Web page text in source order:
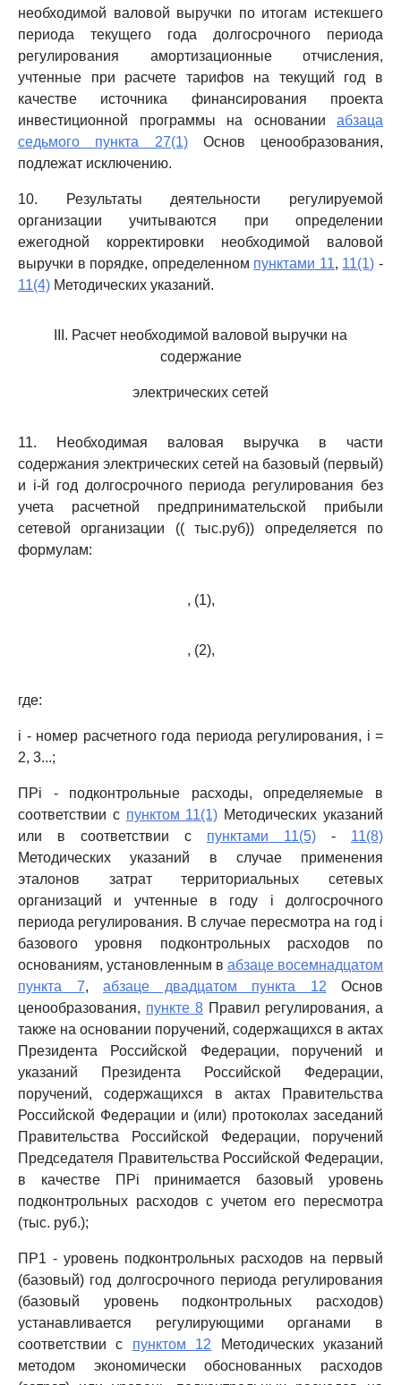
необходимой валовой выручки по итогам истекшего
периода текущего года долгосрочного периода
регулирования амортизационные отчисления,
учтенные при расчете тарифов на текущий год в
качестве источника финансирования проекта
инвестиционной программы на основании абзаца
седьмого пункта 27(1)Основ ценообразования,
подлежат исключению.
10. Результаты деятельности регулируемой
организации учитываются при определении
ежегодной корректировки необходимой валовой
выручки в порядке, определенном пунктами 11, 11(1) -
11(4) Методических указаний.
III. Расчет необходимой валовой выручки на
содержание
электрических сетей
11. Необходимая валовая выручка в части
содержания электрических сетей на базовый (первый)
и i-й год долгосрочного периода регулирования без
учета расчетной предпринимательской прибыли
сетевой организации (( тыс.руб)) определяется по
формулам:
, (1),
, (2),
где:
i - номер расчетного года периода регулирования, i =
2, 3...;
ПРi - подконтрольные расходы, определяемые в
соответствии с пунктом 11(1) Методических указаний
или в соответствии с пунктами 11(5) - 11(8)
Методических указаний в случае применения
эталонов затрат территориальных сетевых
организаций и учтенные в году i долгосрочного
периода регулирования. В случае пересмотра на год i
базового уровня подконтрольных расходов по
основаниям, установленным в абзаце восемнадцатом
пункта 7, абзаце двадцатом пункта 12 Основ
ценообразования, пункте 8 Правил регулирования, а
также на основании поручений, содержащихся в актах
Президента Российской Федерации, поручений и
указаний Президента Российской Федерации,
поручений, содержащихся в актах Правительства
Российской Федерации и (или) протоколах заседаний
Правительства Российской Федерации, поручений
Председателя Правительства Российской Федерации,
в качестве ПРi принимается базовый уровень
подконтрольных расходов с учетом его пересмотра
(тыс. руб.);
ПР1 - уровень подконтрольных расходов на первый
(базовый) год долгосрочного периода регулирования
(базовый уровень подконтрольных расходов)
устанавливается регулирующими органами в
соответствии с пунктом 12 Методических указаний
методом экономически обоснованных расходов